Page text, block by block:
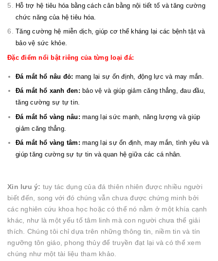
Hỗ trợ hệ tiêu hóa bằng cách cân bằng nội tiết tố và tăng cường
chức năng của hệ tiêu hóa.
Tăng cường hệ miễn dịch, giúp cơ thể kháng lại các bệnh tật và
bảo vệ sức khỏe.
Đặc điểm nổi bật riêng của từng loại đá:
Đá mắt hổ nâu đỏ: mang lại sự ổn định, động lực và may mắn.
Đá mắt hổ xanh đen: bảo vệ và giúp giảm căng thẳng, đau đầu,
tăng cường sự tự tin.
Đá mắt hổ vàng nâu: mang lại sức mạnh, năng lượng và giúp
giảm căng thẳng.
Đá mắt hổ vàng tâm: mang lại sự ổn định, may mắn, tình yêu và
giúp tăng cường sự tự tin và quan hệ giữa các cá nhân.
Xin lưu ý: tuy tác dụng của đá thiên nhiên được nhiều người
biết đến, song với đó chúng vẫn chưa được chứng minh bởi
các nghiên cứu khoa học hoặc có thể nó nằm ở một khía cạnh
khác, như là một yếu tố tâm linh mà con người chưa thể giải
thích. Chúng tôi chỉ dựa trên những thông tin, niềm tin và tín
ngưỡng tôn giáo, phong thủy để truyền đạt lại và có thể xem
chúng như một tài liệu tham khảo.